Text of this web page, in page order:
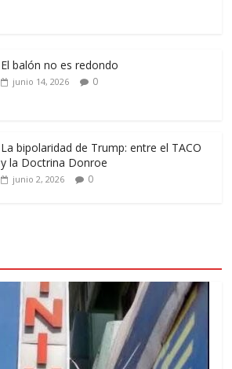
El balón no es redondo
junio 14, 2026 0
La bipolaridad de Trump: entre el TACO
y la Doctrina Donroe
junio 2, 2026 0